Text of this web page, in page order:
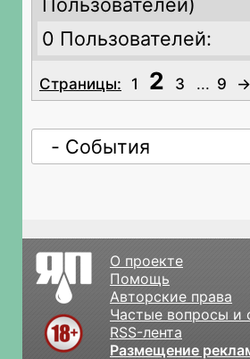
0 Пользователей:
Страницы: 1 2 3 ... 9 →
О проекте
Помощь
Авторские права
Частые вопросы и
RSS-лента
Размещение